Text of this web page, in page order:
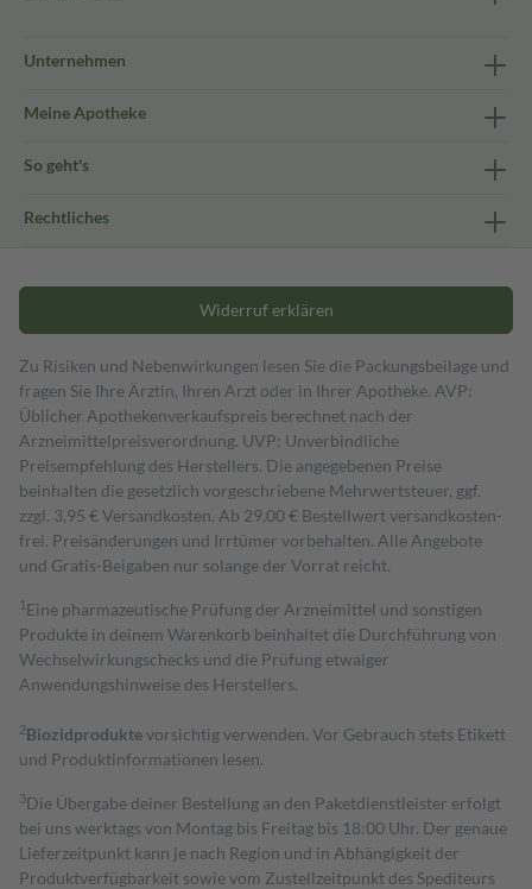
Unternehmen
Meine Apotheke
So geht's
Rechtliches
Widerruf erklären
Zu Risiken und Nebenwirkungen lesen Sie die Packungsbeilage und
fragen Sie Ihre Ärztin, Ihren Arzt oder in Ihrer Apotheke. AVP:
Üblicher Apothekenverkaufspreis berechnet nach der
Arzneimittelpreisverordnung. UVP: Unverbindliche
Preisempfehlung des Herstellers. Die angegebenen Preise
beinhalten die gesetzlich vorgeschriebene Mehrwertsteuer, ggf.
zzgl. 3,95 € Versandkosten. Ab 29,00 € Bestell­wert versand­kosten­
frei. Preisänderungen und Irrtümer vorbehalten. Alle Angebote
und Gratis-Beigaben nur solange der Vorrat reicht.
1 Eine pharmazeutische Prüfung der Arzneimittel und sonstigen
Produkte in deinem Warenkorb beinhaltet die Durchführung von
Wechselwirkungschecks und die Prüfung etwaiger
Anwendungshinweise des Herstellers.
2Biozidproduktevorsichtig verwenden. Vor Gebrauch stets Etikett
und Produktinformationen lesen.
3Die Übergabe deiner Bestellung an den Paketdienstleister erfolgt
bei uns werktags von Montag bis Freitag bis 18:00 Uhr. Der genaue
Lieferzeitpunkt kann je nach Region und in Abhängigkeit der
Produktverfügbarkeit sowie vom Zustellzeitpunkt des Spediteurs